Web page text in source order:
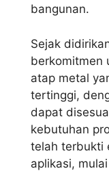
bangunan.
Sejak
berkomitmen
atap metal
tertinggi,
dapat
kebutuhan
telah terbukti
aplikasi,